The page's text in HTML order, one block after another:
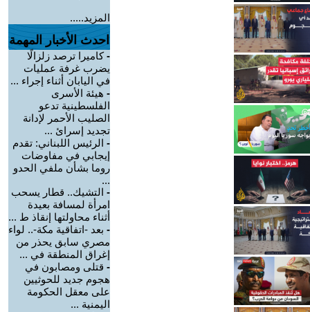
المزيد.....
احدث الأخبار المهمة
-كاميرا ترصد زلزالًا
يضرب غرفة عمليات
في اليابان أثناء إجراء ...
- هيئة الأسرى
الفلسطينية تدعو
الصليب الأحمر لإدانة
تجديد إسرائ ...
- الرئيس اللبناني: تقدم
إيجابي في مفاوضات
روما بشأن ملفي الحدو
...
- التشيك.. قطار يسحب
امرأة لمسافة بعيدة
أثناء محاولتها إنقاذ ط ...
- بعد -اتفاقية مكة-.. لواء
مصري سابق يحذر من
إغراق المنطقة في ...
- قتلى ومصابون في
هجوم جديد للحوثيين
على معقل الحكومة
اليمنية ...